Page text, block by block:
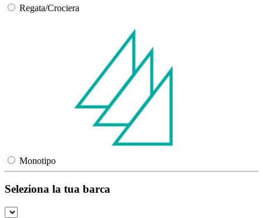
Regata/Crociera
Monotipo
Seleziona la tua barca